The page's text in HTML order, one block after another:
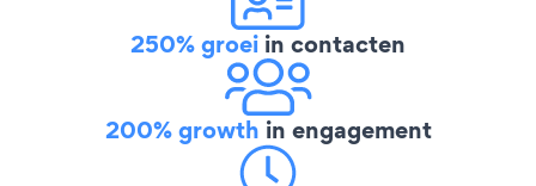
250% groei in contacten
200% growth in engagement